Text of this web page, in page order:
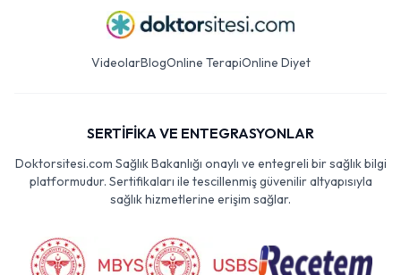
VideolarBlogOnline TerapiOnline Diyet
SERTİFİKA VE ENTEGRASYONLAR
Doktorsitesi.com Sağlık Bakanlığı onaylı ve entegreli bir sağlık bilgi
platformudur. Sertifikaları ile tescillenmiş güvenilir altyapısıyla
sağlık hizmetlerine erişim sağlar.